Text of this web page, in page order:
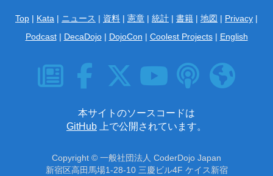
Top | Kata | ニュース | 資料 | 憲章 | 統計 | 書籍 | 地図 | Privacy |
Podcast| DecaDojo| DojoCon | Coolest Projects| English
News Facebook YouTube Podcast
本サイトのソースコードは
GitHub 上で公開されています。
Copyright © 一般社団法人 CoderDojo Japan
新宿区高田馬場1-28-10 三慶ビル4F ケイス新宿